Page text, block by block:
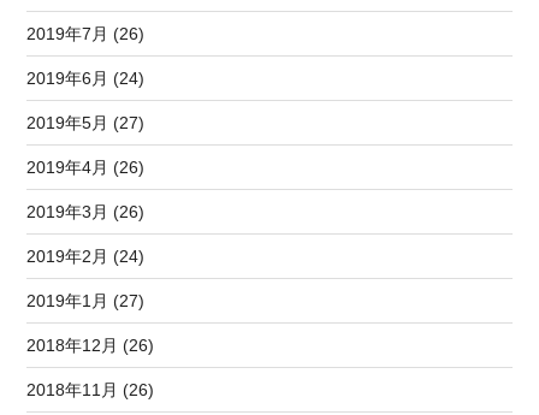
2019年7月 (26)
2019年6月 (24)
2019年5月 (27)
2019年4月 (26)
2019年3月 (26)
2019年2月 (24)
2019年1月 (27)
2018年12月 (26)
2018年11月 (26)